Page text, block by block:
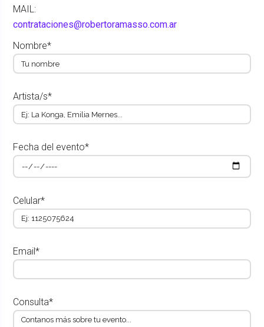
MAIL:
contrataciones@robertoramasso.com.ar
Nombre*
Artista/s*
Fecha del evento*
Celular*
Email*
Consulta*